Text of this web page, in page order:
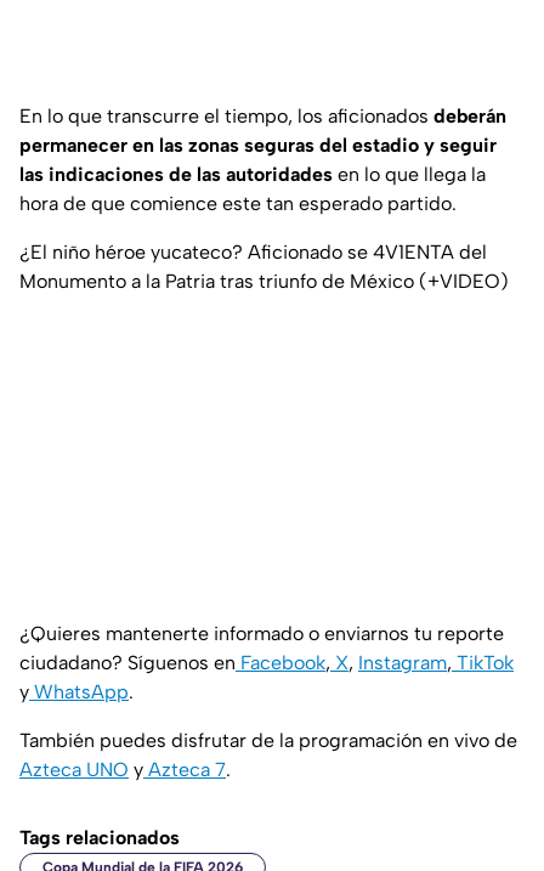
En lo que transcurre el tiempo, los aficionados deberán
permanecer en las zonas seguras del estadio y seguir
las indicaciones de las autoridades en lo que llega la
hora de que comience este tan esperado partido.
¿El niño héroe yucateco? Aficionado se 4V1ENTA del
Monumento a la Patria tras triunfo de México (+VIDEO)
¿Quieres mantenerte informado o enviarnos tu reporte
ciudadano? Síguenos en Facebook, X, Instagram, TikTok
y WhatsApp.
También puedes disfrutar de la programación en vivo de
Azteca UNO y Azteca 7.
Tags relacionados
Copa Mundial de la FIFA 2026